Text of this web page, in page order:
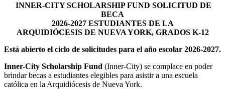
INNER-CITY SCHOLARSHIP FUND SOLICITUD DE
BECA
2026-2027 ESTUDIANTES DE LA
ARQUIDIÓCESIS DE NUEVA YORK, GRADOS K-12
Está abierto el ciclo de solicitudes para el año escolar 2026-2027.
Inner-City Scholarship Fund (Inner-City) se complace en poder
brindar becas a estudiantes elegibles para asistir a una escuela
católica en la Arquidiócesis de Nueva York.